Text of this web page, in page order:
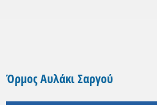
Όρμος Αυλάκι Σαργού